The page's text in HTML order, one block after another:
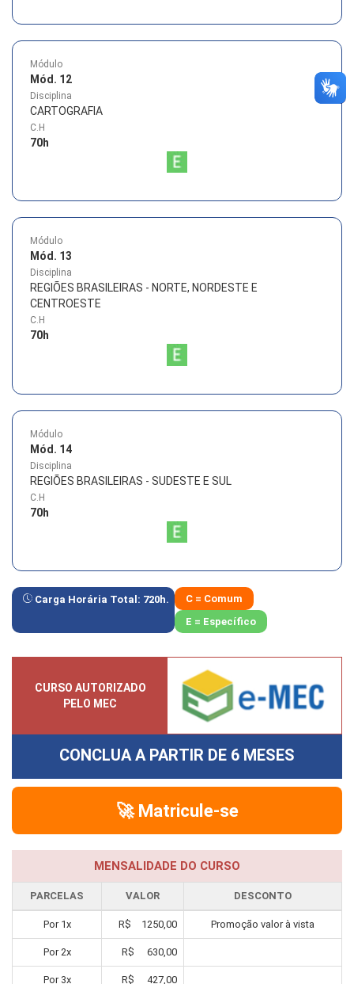
Módulo
Mód. 12
Disciplina
CARTOGRAFIA
C.H
70h
Módulo
Mód. 13
Disciplina
REGIÕES BRASILEIRAS - NORTE, NORDESTE E
CENTROESTE
C.H
70h
Módulo
Mód. 14
Disciplina
REGIÕES BRASILEIRAS - SUDESTE E SUL
C.H
70h
Carga Horária Total: 720h.
C = Comum
E = Específico
CURSO AUTORIZADO
PELO MEC
CONCLUA A PARTIR DE 6 MESES
🚀 Matricule-se
MENSALIDADE DO CURSO
PARCELAS VALOR DESCONTO
Por 1x R$ 1250,00 Promoção valor à vista
Por 2x R$ 630,00
Por 3x R$ 427,00